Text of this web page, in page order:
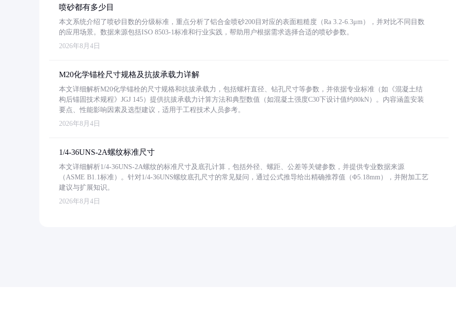
喷砂都有多少目
本文系统介绍了喷砂目数的分级标准，重点分析了铝合金喷砂200目对应的表面粗糙度（Ra 3.2-6.3μm），并对比不同目数
的应用场景。数据来源包括ISO 8503-1标准和行业实践，帮助用户根据需求选择合适的喷砂参数。
2026年8月4日
M20化学锚栓尺寸规格及抗拔承载力详解
本文详细解析M20化学锚栓的尺寸规格和抗拔承载力，包括螺杆直径、钻孔尺寸等参数，并依据专业标准（如《混凝土结
构后锚固技术规程》JGJ 145）提供抗拔承载力计算方法和典型数值（如混凝土强度C30下设计值约80kN）。内容涵盖安装
要点、性能影响因素及选型建议，适用于工程技术人员参考。
2026年8月4日
1/4-36UNS-2A螺纹标准尺寸
本文详细解析1/4-36UNS-2A螺纹的标准尺寸及底孔计算，包括外径、螺距、公差等关键参数，并提供专业数据来源
（ASME B1.1标准）。针对1/4-36UNS螺纹底孔尺寸的常见疑问，通过公式推导给出精确推荐值（Φ5.18mm），并附加工艺
建议与扩展知识。
2026年8月4日